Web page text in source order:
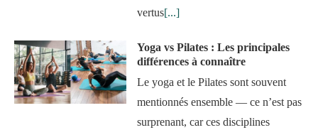
vertus[...]
Yoga vs Pilates : Les principales
différences à connaître
Le yoga et le Pilates sont souvent
mentionnés ensemble — ce n’est pas
surprenant, car ces disciplines